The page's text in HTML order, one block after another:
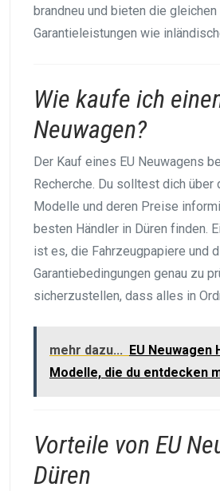
brandneu und bieten die gleichen
Garantieleistungen wie
Wie kaufe ich
Neuwagen?
Der Kauf eines EU Neuwagens
Recherche. Du solltest dich über
Modelle und deren Preise
besten Händler in Düren finden.
ist es, die Fahrzeugpapiere und
Garantiebedingungen genau zu
sicherzustellen, dass alles in
mehr dazu... EU Neuwagen
Modelle, die du entdecken
Vorteile von EU
Düren